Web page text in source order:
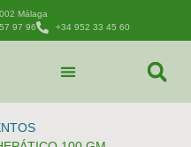
Málaga
97 96 +34 952 33 45 60